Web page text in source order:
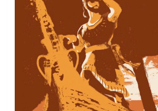
IBIZA EDITIONS
Apartado de correos nº40
Ibiza – Islas Baleares
07800 España
info@ibizaeditions.com
illes@illes.cat